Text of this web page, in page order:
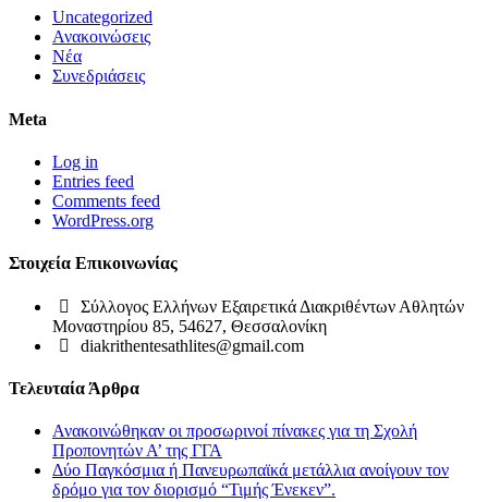
Uncategorized
Ανακοινώσεις
Νέα
Συνεδριάσεις
Meta
Log in
Entries feed
Comments feed
WordPress.org
Στοιχεία Επικοινωνίας
Σύλλογος Ελλήνων Εξαιρετικά Διακριθέντων Αθλητών
Μοναστηρίου 85, 54627, Θεσσαλονίκη
diakrithentesathlites@gmail.com
Τελευταία Άρθρα
Ανακοινώθηκαν οι προσωρινοί πίνακες για τη Σχολή
Προπονητών Α’ της ΓΓΑ
Δύο Παγκόσμια ή Πανευρωπαϊκά μετάλλια ανοίγουν τον
δρόμο για τον διορισμό “Τιμής Ένεκεν”.